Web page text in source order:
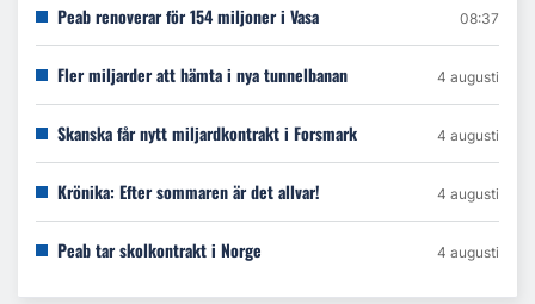
Peab renoverar för 154 miljoner i Vasa 08:37
Fler miljarder att hämta i nya tunnelbanan 4 augusti
Skanska får nytt miljardkontrakt i Forsmark 4 augusti
Krönika: Efter sommaren är det allvar! 4 augusti
Peab tar skolkontrakt i Norge 4 augusti